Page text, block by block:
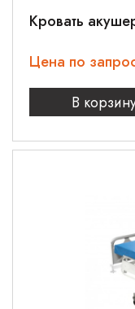
Кровать
Цена по
В